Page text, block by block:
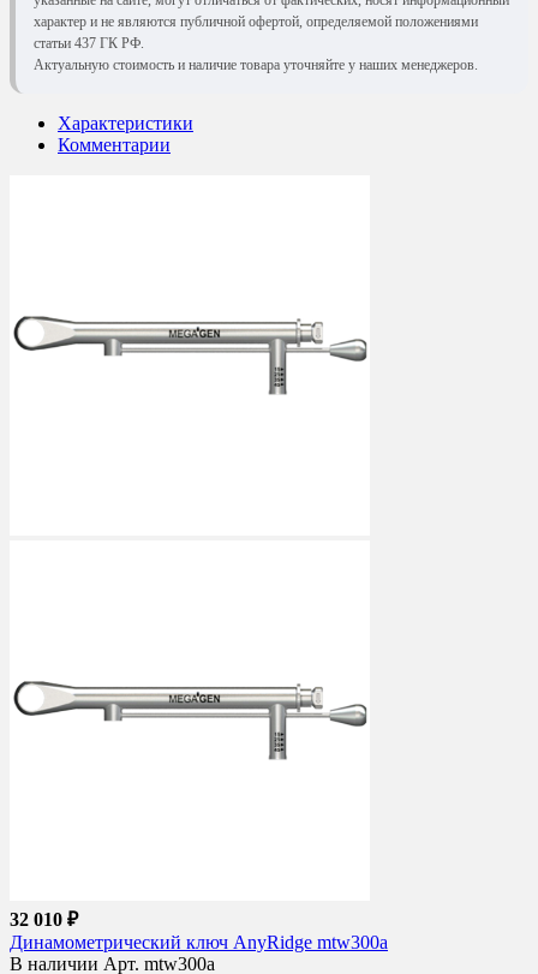
характер и не являются публичной офертой, определяемой положениями
статьи 437 ГК РФ.
Актуальную стоимость и наличие товара уточняйте у наших менеджеров.
Характеристики
Комментарии
32 010 ₽
Динамометрический ключ AnyRidge mtw300a
В наличии Арт. mtw300a